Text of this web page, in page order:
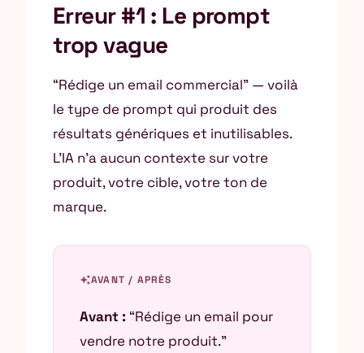
Erreur #1 : Le prompt
trop vague
“Rédige un email commercial” — voilà
le type de prompt qui produit des
résultats génériques et inutilisables.
L’IA n’a aucun contexte sur votre
produit, votre cible, votre ton de
marque.
auto_awesomeAVANT / APRÈS
Avant : “Rédige un email pour
vendre notre produit.”